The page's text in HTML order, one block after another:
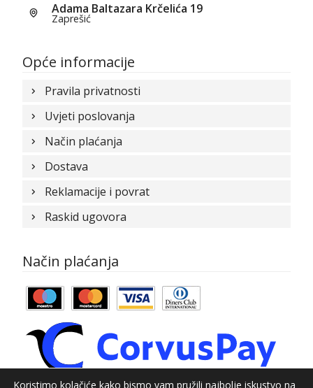
Adama Baltazara Krčelića 19
Zaprešić
Opće informacije
Pravila privatnosti
Uvjeti poslovanja
Način plaćanja
Dostava
Reklamacije i povrat
Raskid ugovora
Način plaćanja
Koristimo kolačiće kako bismo vam pružili najbolje iskustvo na